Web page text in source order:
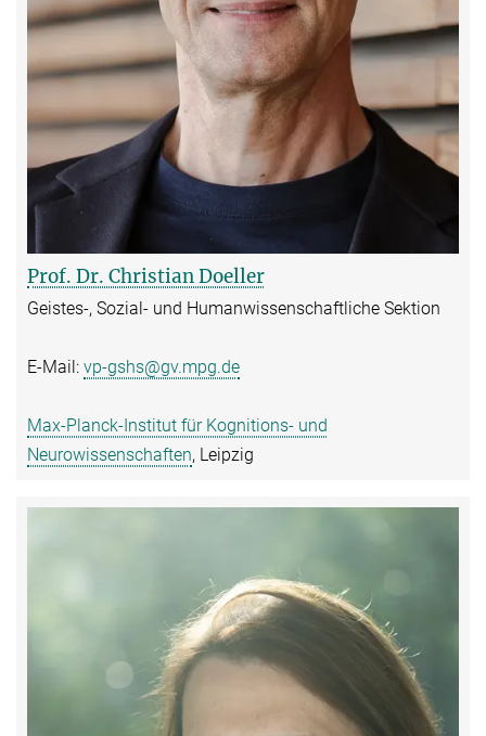
Prof. Dr. Christian Doeller
Geistes-, Sozial- und Humanwissenschaftliche Sektion
E-Mail: vp-gshs@gv.mpg.de
Max-Planck-Institut für Kognitions- und
Neurowissenschaften, Leipzig